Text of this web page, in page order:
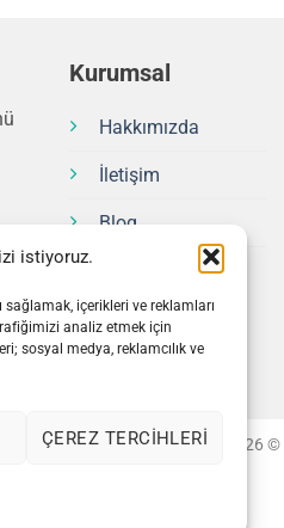
istiyoruz.
içerikleri ve reklamları
analiz etmek için
sosyal medya, reklamcılık ve
ÇEREZ TERCIHLERI
Kurumsal
Hakkımızda
İletişim
Blog
Copyright 2026 ©